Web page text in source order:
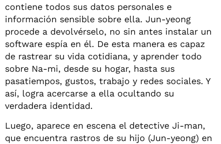
contiene todos sus datos personales e
información sensible sobre ella. Jun-yeong
procede a devolvérselo, no sin antes instalar un
software espía en él. De esta manera es capaz
de rastrear su vida cotidiana, y aprender todo
sobre Na-mi, desde su hogar, hasta sus
pasatiempos, gustos, trabajo y redes sociales. Y
así, logra acercarse a ella ocultando su
verdadera identidad.
Luego, aparece en escena el detective Ji-man,
que encuentra rastros de su hijo (Jun-yeong) en